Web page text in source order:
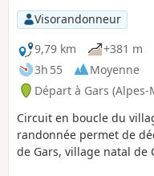
Visorandonneur
9,79 km
+381 m
3h 55
Moyenne
Départ à Gars
Circuit en boucle du
randonnée permet de
de Gars, village natal de